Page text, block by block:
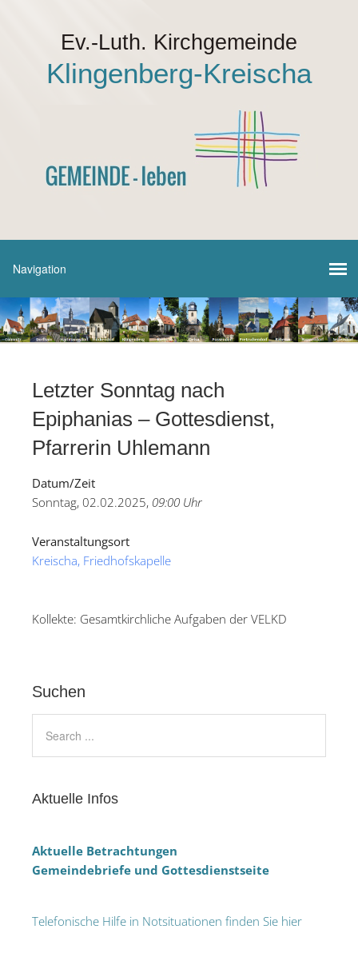
Ev.-Luth. Kirchgemeinde
Klingenberg-Kreischa
Letzter Sonntag nach
Epiphanias – Gottesdienst,
Pfarrerin Uhlemann
Datum/Zeit
Sonntag, 02.02.2025, 09:00 Uhr
Veranstaltungsort
Kreischa, Friedhofskapelle
Kollekte: Gesamtkirchliche Aufgaben der VELKD
Suchen
Aktuelle Infos
Aktuelle Betrachtungen
Gemeindebriefe und Gottesdienstseite
Telefonische Hilfe in Notsituationen finden Sie hier